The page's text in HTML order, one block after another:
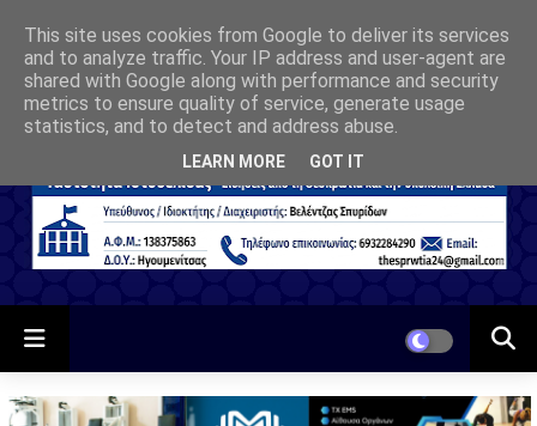
This site uses cookies from Google to deliver its services
and to analyze traffic. Your IP address and user-agent are
shared with Google along with performance and security
metrics to ensure quality of service, generate usage
statistics, and to detect and address abuse.
LEARN MORE GOT IT